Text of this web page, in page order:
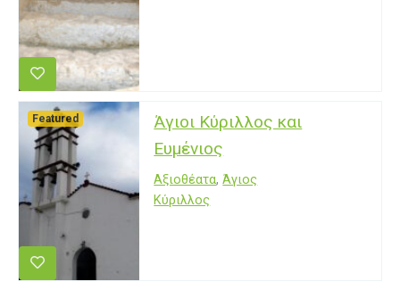
Άγιοι Κύριλλος και
Ευμένιος
Αξιοθέατα,Άγιος
Κύριλλος
Featured